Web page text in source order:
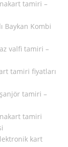
tamiri –
Baykan Kombi
valfi tamiri –
tamiri fiyatları
tamiri –
tamiri
kart